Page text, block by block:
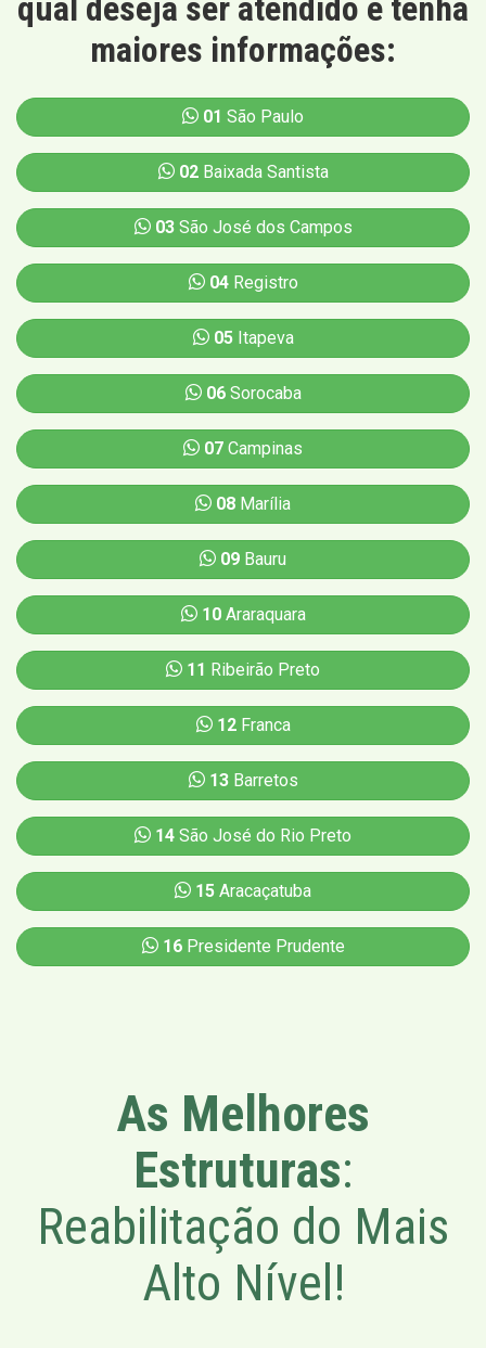
qual deseja ser atendido e tenha
maiores informações:
01 São Paulo
02Baixada Santista
03São José dos Campos
04Registro
05Itapeva
06Sorocaba
07 Campinas
08 Marília
09 Bauru
10Araraquara
11 Ribeirão Preto
12Franca
13Barretos
14 São José do Rio Preto
15 Aracaçatuba
16Presidente Prudente
As Melhores
Estruturas:
Reabilitação do Mais
Alto Nível!